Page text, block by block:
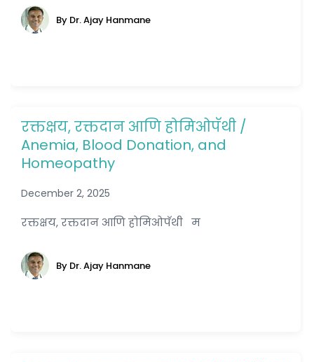
By Dr. Ajay Hanmane
रक्तक्षय, रक्तदान आणि होमिओपॅथी /
Anemia, Blood Donation, and
Homeopathy
December 2, 2025
रक्तक्षय, रक्तदान आणि होमिओपॅथी म
By Dr. Ajay Hanmane